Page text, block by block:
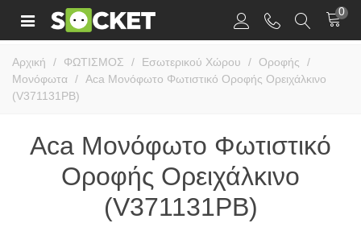
0
Αρχική / ΦΩΤΙΣΜΟΣ / Εσωτερικού Χώρου / Οροφής
/
Μονόφωτα / Aca Μονόφωτο Φωτιστικό Οροφής Ορειχάλκινο
(V371131PB)
Aca Μονόφωτο Φωτιστικό
Οροφής Ορειχάλκινο
(V371131PB)